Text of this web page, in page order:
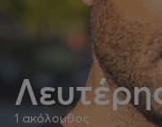
1 ακόλουθος